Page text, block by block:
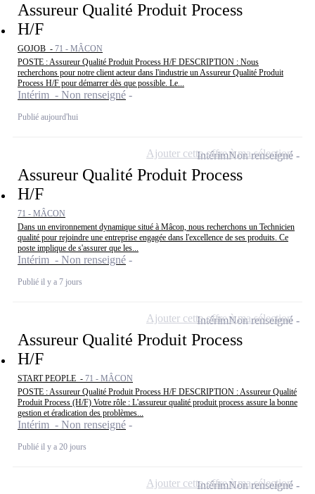
Assureur Qualité Produit Process
H/F
GOJOB - 71 - MÂCON
POSTE : Assureur Qualité Produit Process H/F DESCRIPTION : Nous
recherchons pour notre client acteur dans l'industrie un Assureur Qualité Produit
Process H/F pour démarrer dès que possible. Le...
Intérim - Non renseigné
Publié aujourd'hui
Assureur Qualité Produit Process
H/F
71 - MÂCON
Dans un environnement dynamique situé à Mâcon, nous recherchons un Technicien
qualité pour rejoindre une entreprise engagée dans l'excellence de ses produits. Ce
poste implique de s'assurer que les...
Intérim - Non renseigné
Publié il y a 7 jours
IntérimNon renseigné
Ajouter cette offre à ma sélection
Assureur Qualité Produit Process
H/F
START PEOPLE - 71 - MÂCON
POSTE : Assureur Qualité Produit Process H/F DESCRIPTION : Assureur Qualité
Produit Process (H/F) Votre rôle : L'assureur qualité produit process assure la bonne
gestion et éradication des problèmes...
Intérim - Non renseigné
Publié il y a 20 jours
IntérimNon renseigné
Ajouter cette offre à ma sélection
IntérimNon renseigné
Ajouter cette offre à ma sélection